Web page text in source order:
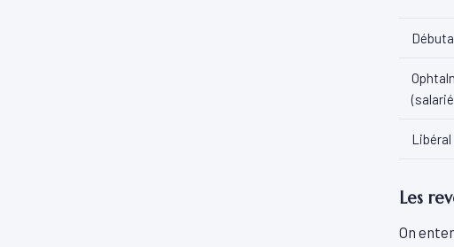
Les
On